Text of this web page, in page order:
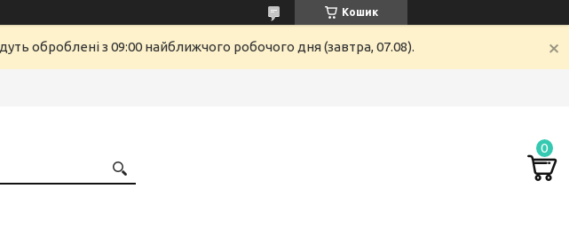
Кошик
оброблені з 09:00 найближчого робочого дня (завтра, 07.08).